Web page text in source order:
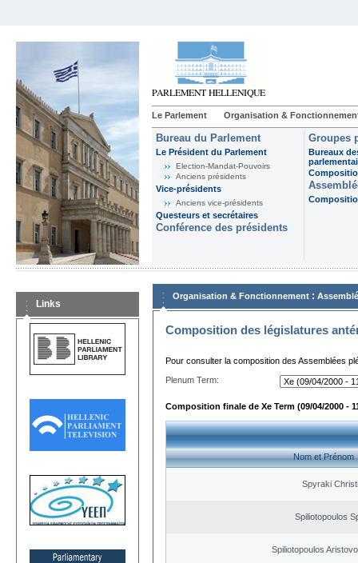
Le Parlement Organisation &
Bureau du Parlement
Le Président du Parlement
Election-Mandat-Pouvoirs
Anciens présidents
Vice-présidents
Anciens vice-présidents
Questeurs et secrétaires
Conférence des présidents
Groupes
Bureaux
Links
Organisation & Fonctionnement :
Composition des législatures
Pour consulter la composition des Assemblées
Plenum Term:
Composition finale de Xe Term (09/04/2000 -
Nom et Prénom
Spyraki
Spiliotopoulos
Spiliotopoulos